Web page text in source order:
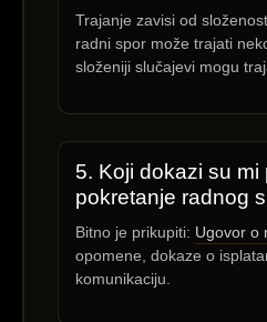
Trajanje zavisi od
radni spor može trajati
složeniji slučajevi mogu
5. Koji dokazi su mi
pokretanje radnog
Bitno je prikupiti: Ugovor o
opomene, dokaze o
komunikaciju.